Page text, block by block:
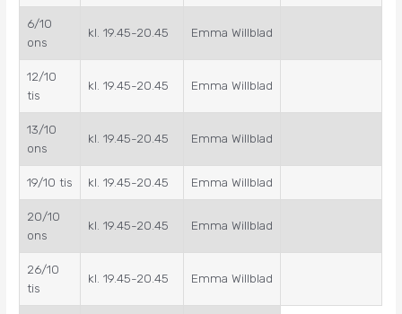
6/10
ons
kl. 19.45-20.45 Emma Willblad
12/10
tis
kl. 19.45-20.45 Emma Willblad
13/10
ons
kl. 19.45-20.45 Emma Willblad
19/10 tis kl. 19.45-20.45 Emma Willblad
20/10
ons
kl. 19.45-20.45 Emma Willblad
26/10
tis
kl. 19.45-20.45 Emma Willblad